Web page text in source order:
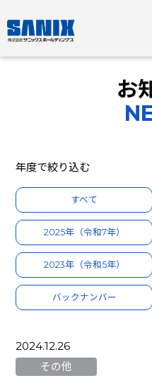
お
年度で絞り込む
すべて
2025年（令和7年）
2023年（令和5年）
バックナンバー
2024.12.26
その他